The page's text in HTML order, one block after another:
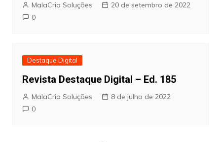
MalaCria Soluções
20 de setembro de 2022
0
Destaque Digital
Revista Destaque Digital – Ed. 185
MalaCria Soluções
8 de julho de 2022
0